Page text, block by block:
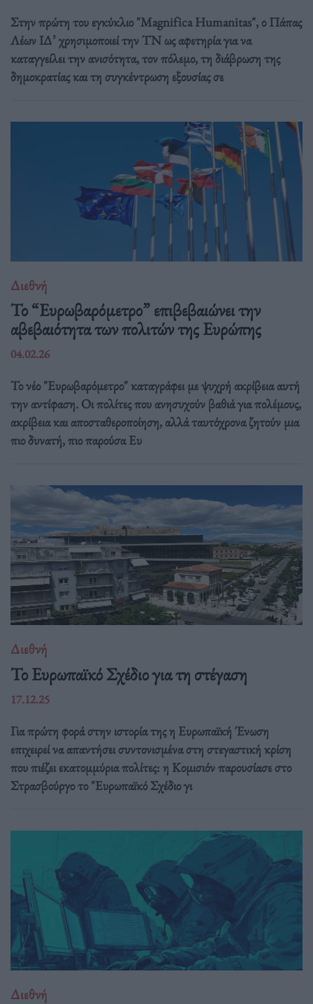
Στην πρώτη του εγκύκλιο "Magnifica Humanitas", ο Πάπας
Λέων ΙΔ’ χρησιμοποιεί την ΤΝ ως αφετηρία για να
καταγγείλει την ανισότητα, τον πόλεμο, τη διάβρωση της
δημοκρατίας και τη συγκέντρωση εξουσίας σε
Διεθνή
Το “Ευρωβαρόμετρο” επιβεβαιώνει την
αβεβαιότητα των πολιτών της Ευρώπης
04.02.26
Το νέο "Ευρωβαρόμετρο" καταγράφει με ψυχρή ακρίβεια αυτή
την αντίφαση. Oι πολίτες που ανησυχούν βαθιά για πολέμους,
ακρίβεια και αποσταθεροποίηση, αλλά ταυτόχρονα ζητούν μια
πιο δυνατή, πιο παρούσα Ευ
Διεθνή
Το Ευρωπαϊκό Σχέδιο για τη στέγαση
17.12.25
Για πρώτη φορά στην ιστορία της η Ευρωπαϊκή Ένωση
επιχειρεί να απαντήσει συντονισμένα στη στεγαστική κρίση
που πιέζει εκατομμύρια πολίτες: η Κομισιόν παρουσίασε στο
Στρασβούργο το "Ευρωπαϊκό Σχέδιο γι
Διεθνή